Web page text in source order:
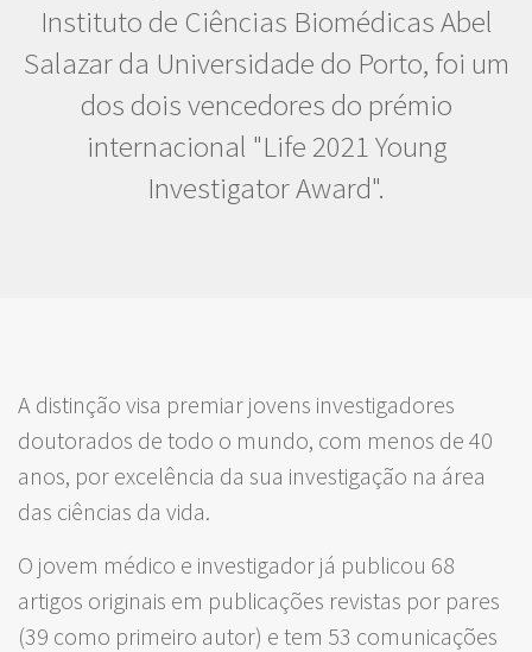
Instituto de Ciências Biomédicas Abel
Salazar da Universidade do Porto, foi um
dos dois vencedores do prémio
internacional "Life 2021 Young
Investigator Award".
A distinção visa premiar jovens investigadores
doutorados de todo o mundo, com menos de 40
anos, por excelência da sua investigação na área
das ciências da vida.
O jovem médico e investigador já publicou 68
artigos originais em publicações revistas por pares
(39 como primeiro autor) e tem 53 comunicações